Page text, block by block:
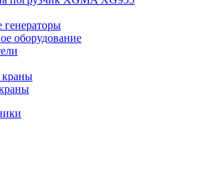
генераторы
оборудование